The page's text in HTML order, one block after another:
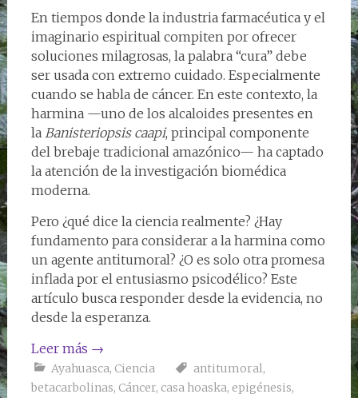
En tiempos donde la industria farmacéutica y el
imaginario espiritual compiten por ofrecer
soluciones milagrosas, la palabra “cura” debe
ser usada con extremo cuidado. Especialmente
cuando se habla de cáncer. En este contexto, la
harmina —uno de los alcaloides presentes en
la Banisteriopsis caapi, principal componente
del brebaje tradicional amazónico— ha captado
la atención de la investigación biomédica
moderna.
Pero ¿qué dice la ciencia realmente? ¿Hay
fundamento para considerar a la harmina como
un agente antitumoral? ¿O es solo otra promesa
inflada por el entusiasmo psicodélico? Este
artículo busca responder desde la evidencia, no
desde la esperanza.
Leer más →
Ayahuasca, Ciencia antitumoral,
betacarbolinas, Cáncer, casa hoaska, epigénesis,